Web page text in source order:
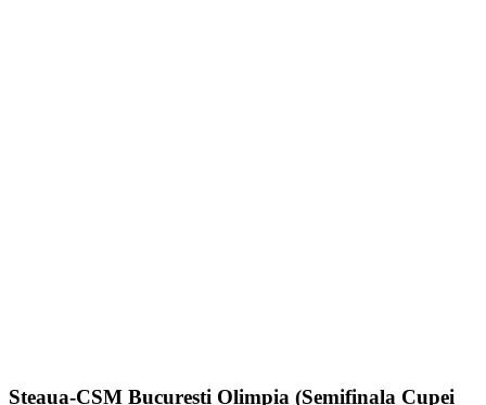
Steaua-CSM Bucuresti Olimpia (Semifinala Cupei